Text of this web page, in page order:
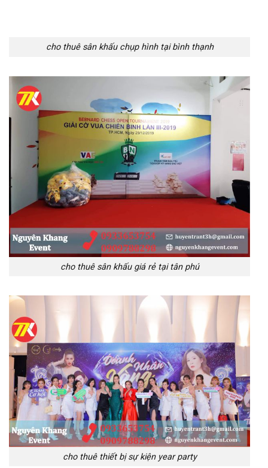
cho thuê sân khấu chụp hình tại bình thạnh
cho thuê sân khấu giá rẻ tại tân phú
cho thuê thiết bị sự kiện year party